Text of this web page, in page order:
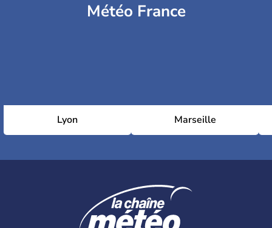
Météo France
Lyon Marseille